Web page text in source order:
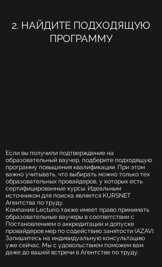
2. НАЙДИТЕ ПОДХОДЯЩУЮ
ПРОГРАММУ
Если вы получили подтверждение на
образовательный ваучер, подберите подходящую
программу повышения квалификации. При этом
важно учитывать, что выбирать можно только тех
образовательных провайдеров, у которых есть
сертифицированные курсы. Идеальным
источником для поиска является KURSNET
Агентства по труду.
Компания Lecturio также имеет право принимать
образовательные ваучеры в соответствии с
Постановлением о аккредитации и допуске
провайдеров мер по содействию занятости (AZAV).
Запишитесь на индивидуальную консультацию
уже сейчас. Мы с удовольствием поможем вам
даже до вашей встречи в Агентстве по труду.